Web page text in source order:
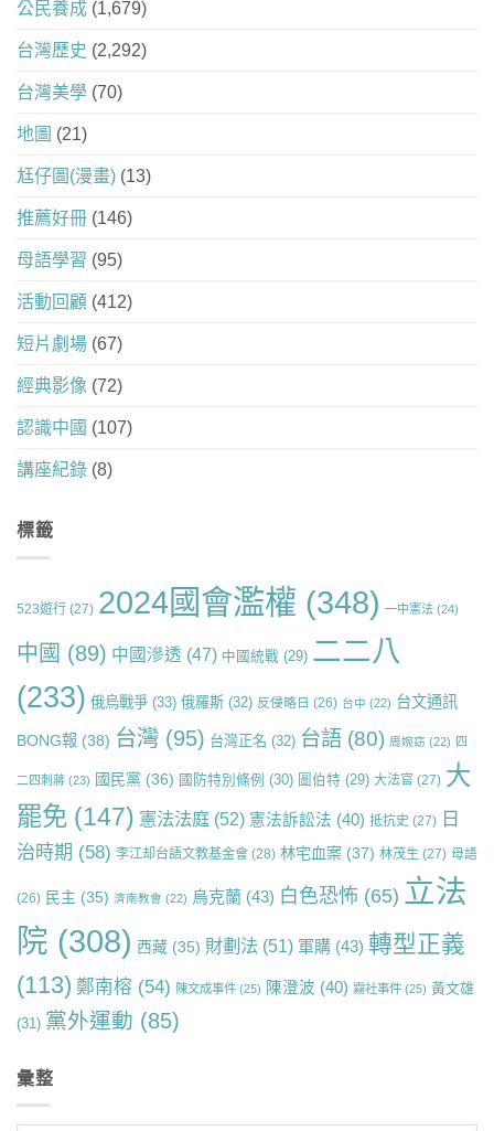
公民養成 (1,679)
台灣歷史 (2,292)
台灣美學 (70)
地圖 (21)
尪仔圖(漫畫) (13)
推薦好冊 (146)
母語學習 (95)
活動回顧 (412)
短片劇場 (67)
經典影像 (72)
認識中國 (107)
講座紀錄 (8)
標籤
523遊行 (27) 2024國會濫權 (348) 一中憲法 (24)
中國 (89) 中國滲透 (47) 中國統戰 (29) 二二八
(233) 俄烏戰爭 (33) 俄羅斯 (32) 反侵略日 (26) 台中 (22) 台文通訊
BONG報 (38) 台灣 (95) 台灣正名 (32) 台語 (80) 周婉窈 (22) 四
二四刺蔣 (23) 國民黨 (36) 國防特別條例 (30) 圖伯特 (29) 大法官 (27) 大
罷免 (147) 憲法法庭 (52) 憲法訴訟法 (40) 抵抗史 (27) 日
治時期 (58) 李江却台語文教基金會 (28) 林宅血案 (37) 林茂生 (27) 母語
(26) 民主 (35) 濟南教會 (22) 烏克蘭 (43) 白色恐怖 (65) 立法
院 (308) 西藏 (35) 財劃法 (51) 軍購 (43) 轉型正義
(113) 鄭南榕 (54) 陳文成事件 (25) 陳澄波 (40) 霧社事件 (25) 黃文雄
(31) 黨外運動 (85)
彙整